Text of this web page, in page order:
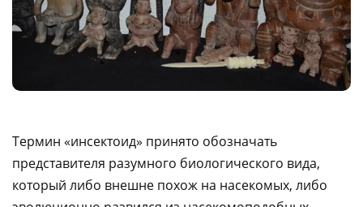
Термин «инсектоид» принято обозначать
представителя разумного биологического вида,
который либо внешне похож на насекомых, либо